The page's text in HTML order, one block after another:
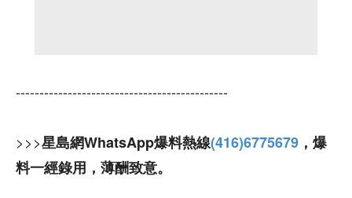
---------------------------------------------
>>>星島網WhatsApp爆料熱線(416)6775679 ，爆
料一經錄用，薄酬致意。